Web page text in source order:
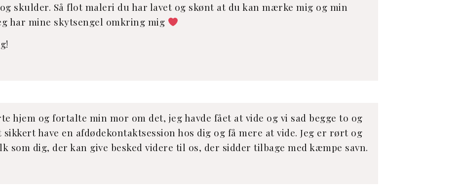
skulder. Så flot maleri du har lavet og skønt at du kan mærke mig og min
har mine skytsengel omkring mig
hjem og fortalte min mor om det, jeg havde fået at vide og vi sad begge to og
have en afdødekontaktsession hos dig og få mere at vide. Jeg er rørt og
som dig, der kan give besked videre til os, der sidder tilbage med kæmpe savn.